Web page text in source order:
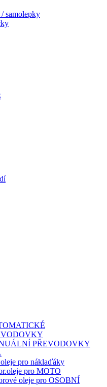
samolepky
PŘEVODOVKY
pro náklaďáky
pro MOTO
oleje pro OSOBNÍ